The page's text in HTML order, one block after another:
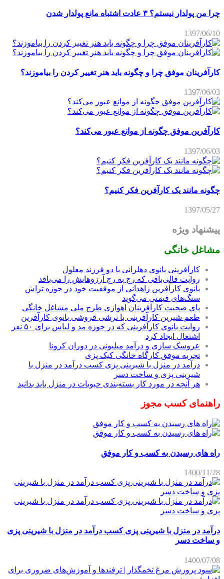
چرا من پولدار نیستم؟ ۳ عادت اشتباه مانع پولدار شدن
1397/06/10
کارآفرینان موفق چرا و چگونه باید هنر تغییر کردن را بیاموزند؟
1397/06/03
کارآفرین موفق چگونه از موانع عبور می‌کند؟
1397/06/03
چگونه مانند یک کارآفرین فکر کنیم؟
1397/05/27
پیشنهاد ویژه
مشاغل خانگی
کارآفرینی بانوی دهلرانی با دو فرزند معلول
روایت قالی‌بافی که رج به رج آرزوهایش را می‌بافد
بانوی کارآفرین زاهدانی از موفقیت خود در حوزه تراش
سنگ‌های قیمتی می‌گوید
پای صحبت کارآفرینان اهوازی طرح ملی مشاغل خانگی
طعم شیرین کارآفرینی با ترشی فروشی بانوی کارآفرین
روایت بانوی کارآفرینی که در حوزه مد و لباس برای ۵۰ نفر
اشتغال ایجاد کرد
عروسک سازی و درآمد میلیونی در دوران کرونا
تجربه موفق کارگاه خانگی کیک پزی
درآمد در منزل با شیرینی پزی کسب درآمد در منزل با
شیرینی پزی و ساخت دسر
هر آنچه در مورد کار بسته‌بندی حبوبات در منزل باید بدانید
راهنمای کسب مجوز
راه های رسیدن به کسب و کار موفق
1400/11/28
درآمد در منزل با شیرینی پزی کسب درآمد در منزل با شیرینی پزی
و ساخت دسر
1400/07/08